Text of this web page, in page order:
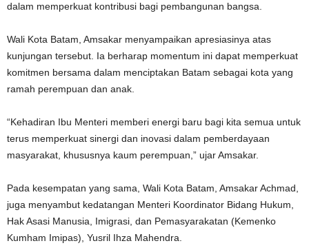
dalam memperkuat kontribusi bagi pembangunan bangsa.
Wali Kota Batam, Amsakar menyampaikan apresiasinya atas
kunjungan tersebut. Ia berharap momentum ini dapat memperkuat
komitmen bersama dalam menciptakan Batam sebagai kota yang
ramah perempuan dan anak.
“Kehadiran Ibu Menteri memberi energi baru bagi kita semua untuk
terus memperkuat sinergi dan inovasi dalam pemberdayaan
masyarakat, khususnya kaum perempuan,” ujar Amsakar.
Pada kesempatan yang sama, Wali Kota Batam, Amsakar Achmad,
juga menyambut kedatangan Menteri Koordinator Bidang Hukum,
Hak Asasi Manusia, Imigrasi, dan Pemasyarakatan (Kemenko
Kumham Imipas), Yusril Ihza Mahendra.